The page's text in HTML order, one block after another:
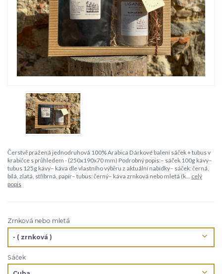
Čerstvě pražená jednodruhová 100% Arabica Dárkové balení sáček + tubus v
krabičce s průhledem - (250x190x70 mm) Podrobný popis:– sáček 100g kávy–
tubus 125g kávy– káva dle vlastního výběru z aktuální nabídky– sáček: černá,
bílá, zlatá, stříbrná, papír– tubus: černý– káva zrnková nebo mletá (k... celý
popis
Zrnková nebo mletá
Sáček